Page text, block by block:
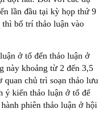
lần đầu tại kỳ họp thứ 9
bố trí thảo luận vào
ở tổ đến thảo luận ở
này khoảng từ 2 đến 3,5
quan chủ trì soạn thảo lưu
ý kiến thảo luận ở tổ để
phiên thảo luận ở hội